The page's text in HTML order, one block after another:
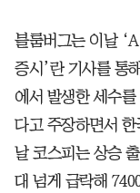
블룸버그는 이날
증시’란 기사를 통
에서 발생한 세수
다고 주장하면서
날 코스피는 상승
대 넘게 급락해